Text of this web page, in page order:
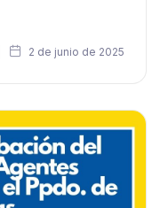
2 de junio de 2025